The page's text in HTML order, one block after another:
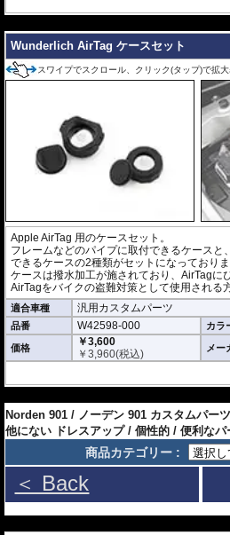
Wunderlich AirTag ケースセット
スワイプでスクロール、クリック(タップ)で拡
Apple AirTag 用のケースセット。
フレームなどのパイプに取付できるケースと
できるケースの2種類がセットになっておりま
ケースは撥水加工が施されており、AirTagに
AirTagをバイクの盗難対策として使用される
適合車種 汎用カスタムパーツ
品番 W42598-000 カラ
価格
￥3,600
￥3,960(税込) メー
Norden 901 / ノーデン 901 カスタムパーツ
他にない ドレスアップ / 個性的 / 便利なパ
商品カテゴリー :
＜ Back